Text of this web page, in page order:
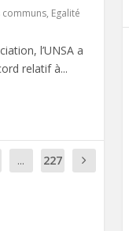
communs, Egalité
l’UNSA a
relatif à...
... 227